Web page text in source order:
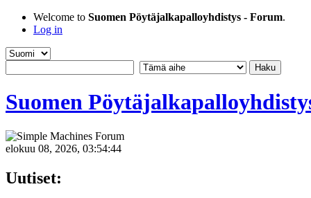
Welcome to Suomen Pöytäjalkapalloyhdistys - Forum.
Log in
Suomen
elokuu 08, 2026, 03:54:44
Uutiset: